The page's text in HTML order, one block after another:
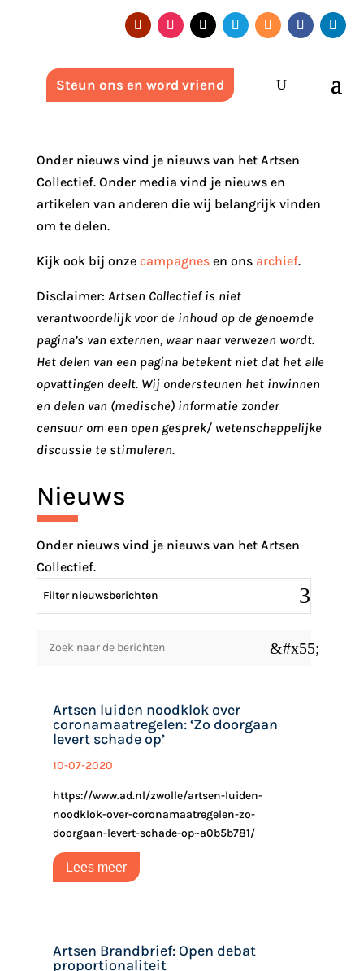
Steun ons en word vriend
Onder nieuws vind je nieuws van het Artsen
Collectief. Onder media vind je nieuws en
artikelen van anderen die wij belangrijk vinden
om te delen.
Kijk ook bij onze campagnesen ons archief.
Disclaimer: Artsen Collectief is niet
verantwoordelijk voor de inhoud op de genoemde
pagina’s van externen, waar naar verwezen wordt.
Het delen van een pagina betekent niet dat het alle
opvattingen deelt. Wij ondersteunen het inwinnen
en delen van (medische) informatie zonder
censuur om een open gesprek/ wetenschappelijke
discussie te stimuleren.
Nieuws
Onder nieuws vind je nieuws van het Artsen
Collectief.
Filter nieuwsberichten
&#x55;
Artsen luiden noodklok over
coronamaatregelen: ‘Zo doorgaan
levert schade op’
10-07-2020
https://www.ad.nl/zwolle/artsen-luiden-
noodklok-over-coronamaatregelen-zo-
doorgaan-levert-schade-op~a0b5b781/
Lees meer
Artsen Brandbrief: Open debat
proportionaliteit